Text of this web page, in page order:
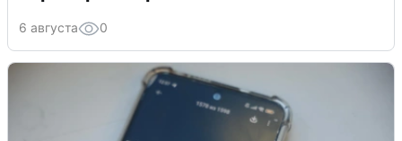
6 августа 0